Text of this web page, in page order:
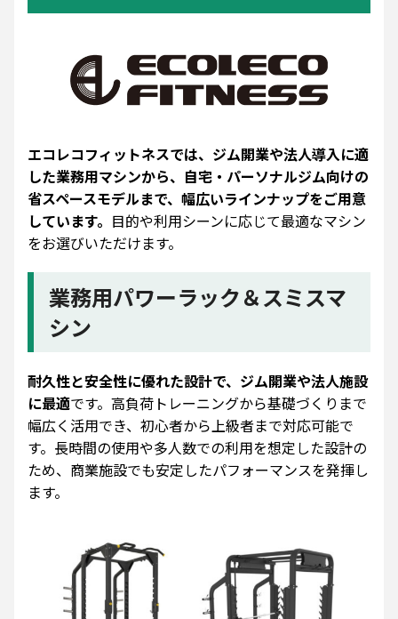
エコレコフィットネスでは、ジム開業や法人導入に適
した業務用マシンから、自宅・パーソナルジム向けの
省スペースモデルまで、幅広いラインナップをご用意
しています。 目的や利用シーンに応じて最適なマシン
をお選びいただけます。
業務用パワーラック＆スミスマ
シン
耐久性と安全性に優れた設計で、ジム開業や法人施設
に最適です。高負荷トレーニングから基礎づくりまで
幅広く活用でき、初心者から上級者まで対応可能で
す。長時間の使用や多人数での利用を想定した設計の
ため、商業施設でも安定したパフォーマンスを発揮し
ます。